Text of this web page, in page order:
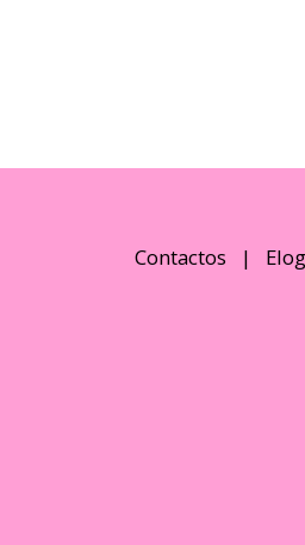
Contactos |